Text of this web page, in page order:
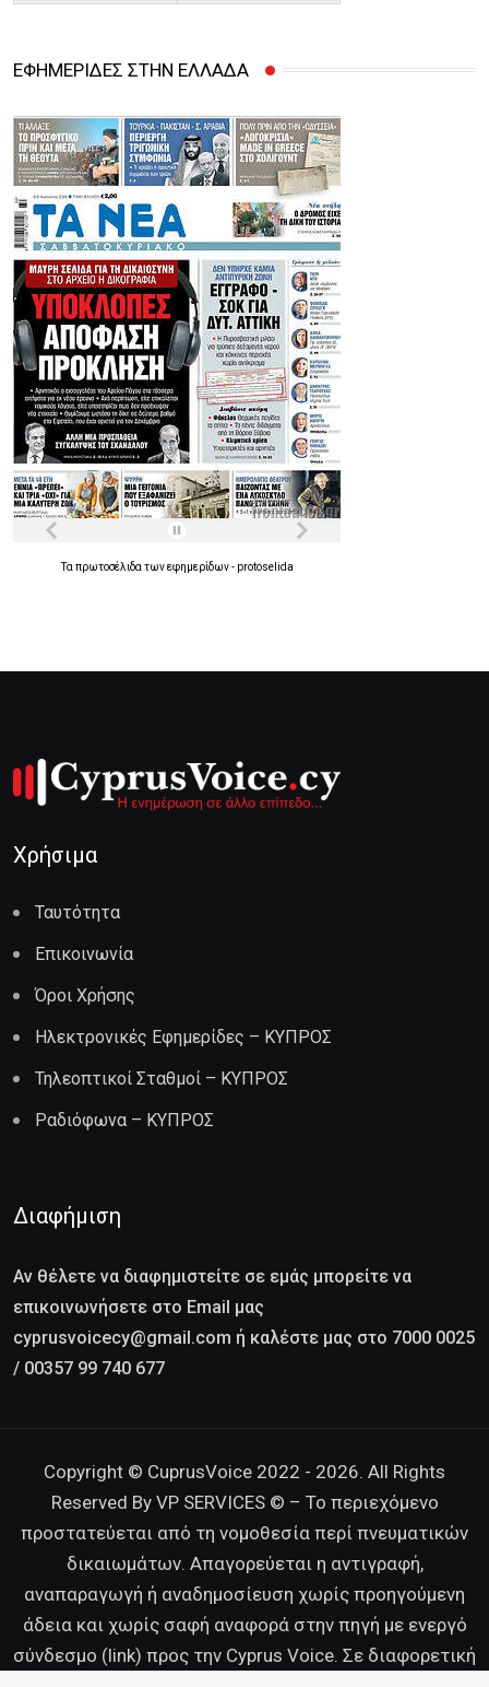
ΕΦΗΜΕΡΙΔΕΣ ΣΤΗΝ ΕΛΛΑΔΑ
Τα πρωτοσέλιδα τωνεφημερίδων- protoselida
Χρήσιμα
Ταυτότητα
Επικοινωνία
Όροι Χρήσης
Ηλεκτρονικές Εφημερίδες – ΚΥΠΡΟΣ
Τηλεοπτικοί Σταθμοί – ΚΥΠΡΟΣ
Ραδιόφωνα – ΚΥΠΡΟΣ
Διαφήμιση
Αν θέλετε να διαφημιστείτε σε εμάς μπορείτε να
επικοινωνήσετε στο Email μας
cyprusvoicecy@gmail.com ή καλέστε μας στο 7000 0025
/ 00357 99 740 677
Copyright © CuprusVoice 2022 - 2026. All Rights
Reserved By VP SERVICES © – Το περιεχόμενο
προστατεύεται από τη νομοθεσία περί πνευματικών
δικαιωμάτων. Απαγορεύεται η αντιγραφή,
αναπαραγωγή ή αναδημοσίευση χωρίς προηγούμενη
άδεια και χωρίς σαφή αναφορά στην πηγή με ενεργό
σύνδεσμο (link) προς την Cyprus Voice. Σε διαφορετική